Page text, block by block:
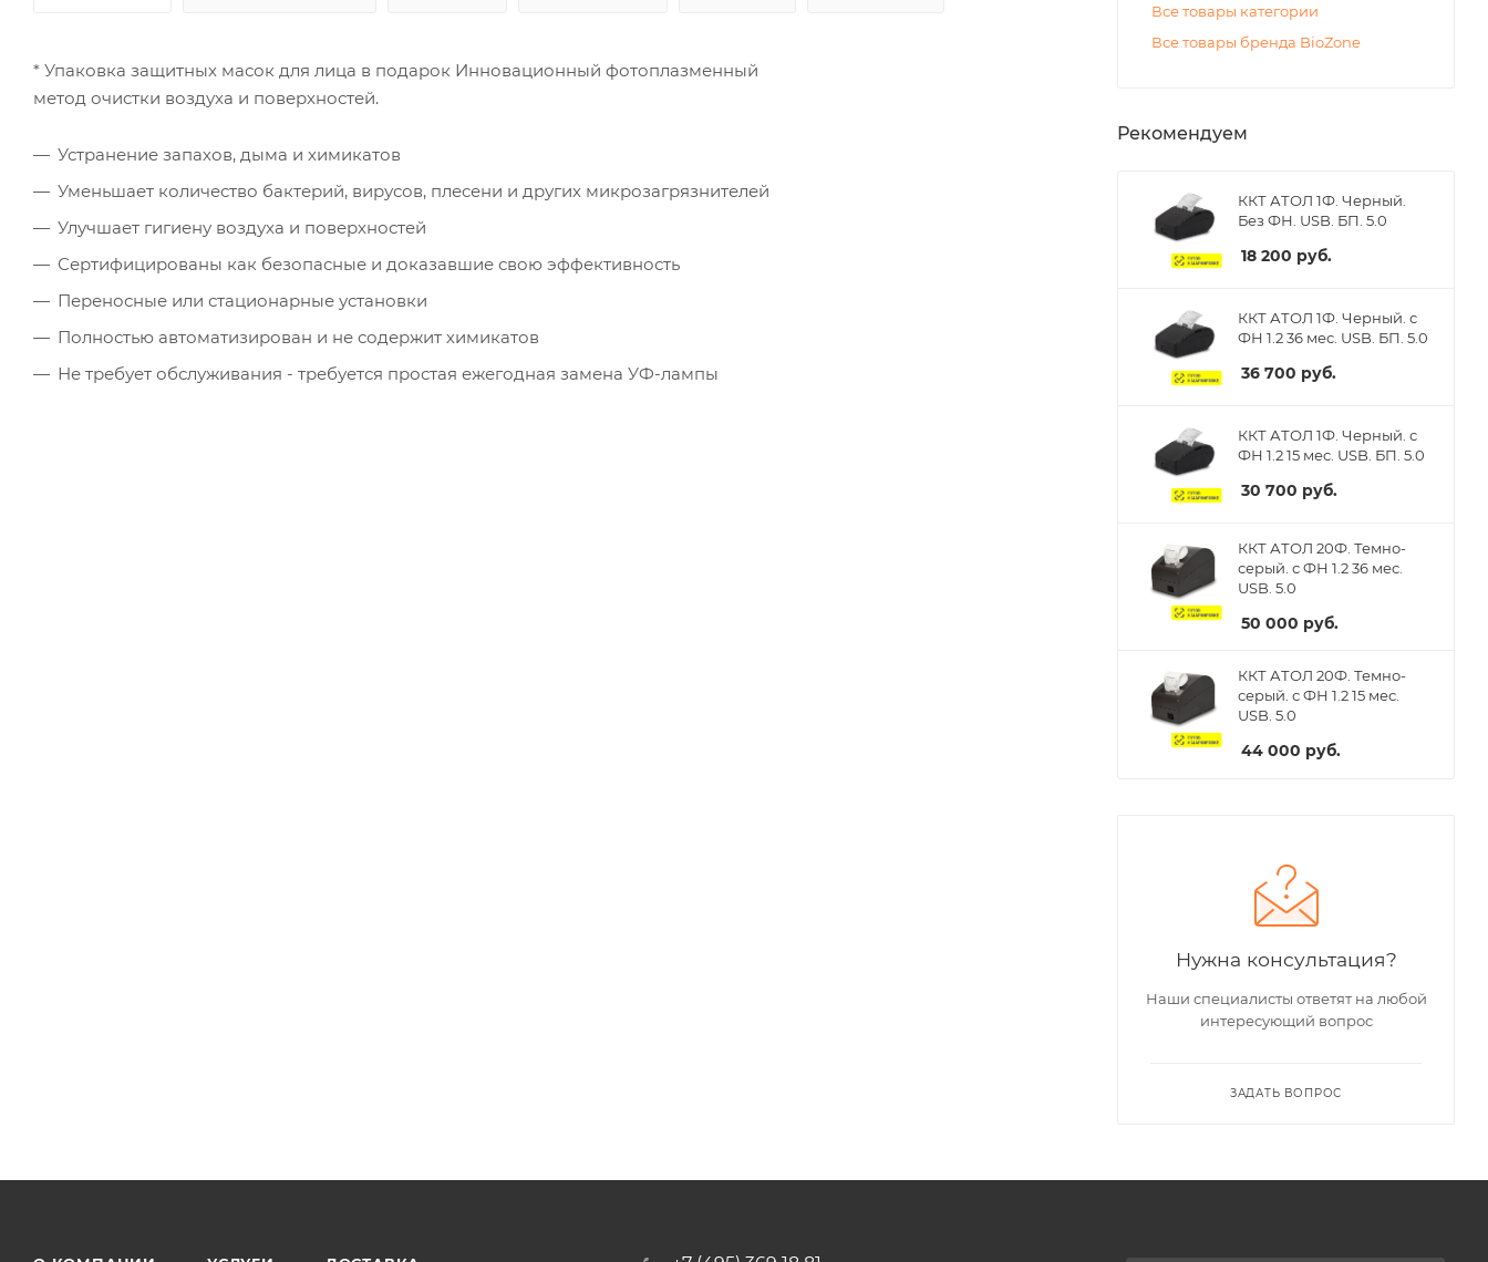
* Упаковка защитных масок для лица в подарок Инновационный фотоплазменный
метод очистки воздуха и поверхностей.
Устранение запахов, дыма и химикатов
Уменьшает количество бактерий, вирусов, плесени и других микрозагрязнителей
Улучшает гигиену воздуха и поверхностей
Сертифицированы как безопасные и доказавшие свою эффективность
Переносные или стационарные установки
Полностью автоматизирован и не содержит химикатов
Не требует обслуживания - требуется простая ежегодная замена УФ-лампы
Все товары категории
Все товары бренда BioZone
Рекомендуем
ККТ АТОЛ 1Ф. Черный.
Без ФН. USB. БП. 5.0
18 200 руб.
ККТ АТОЛ 1Ф. Черный. с
ФН 1.2 36 мес. USB. БП. 5.0
36 700 руб.
ККТ АТОЛ 1Ф. Черный. с
ФН 1.2 15 мес. USB. БП. 5.0
30 700 руб.
ККТ АТОЛ 20Ф. Темно-
серый. с ФН 1.2 36 мес.
USB. 5.0
50 000 руб.
ККТ АТОЛ 20Ф. Темно-
серый. с ФН 1.2 15 мес.
USB. 5.0
44 000 руб.
Нужна консультация?
Наши специалисты ответят на любой
интересующий вопрос
ЗАДАТЬ ВОПРОС